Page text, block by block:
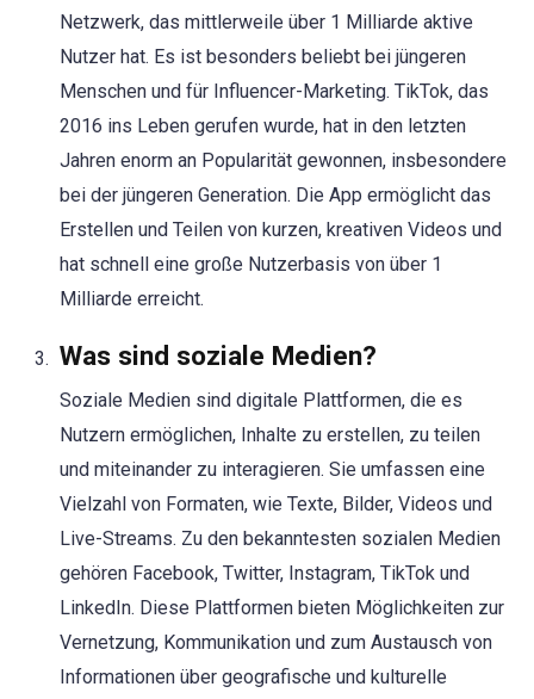
Netzwerk, das mittlerweile über 1 Milliarde aktive
Nutzer hat. Es ist besonders beliebt bei jüngeren
Menschen und für Influencer-Marketing. TikTok, das
2016 ins Leben gerufen wurde, hat in den letzten
Jahren enorm an Popularität gewonnen, insbesondere
bei der jüngeren Generation. Die App ermöglicht das
Erstellen und Teilen von kurzen, kreativen Videos und
hat schnell eine große Nutzerbasis von über 1
Milliarde erreicht.
Was sind soziale Medien?
Soziale Medien sind digitale Plattformen, die es
Nutzern ermöglichen, Inhalte zu erstellen, zu teilen
und miteinander zu interagieren. Sie umfassen eine
Vielzahl von Formaten, wie Texte, Bilder, Videos und
Live-Streams. Zu den bekanntesten sozialen Medien
gehören Facebook, Twitter, Instagram, TikTok und
LinkedIn. Diese Plattformen bieten Möglichkeiten zur
Vernetzung, Kommunikation und zum Austausch von
Informationen über geografische und kulturelle